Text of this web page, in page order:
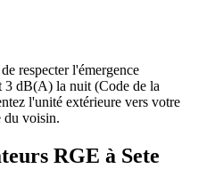
respecter l'émergence
3 dB(A) la nuit (Code de la
l'unité extérieure vers votre
du voisin.
RGE à Sete